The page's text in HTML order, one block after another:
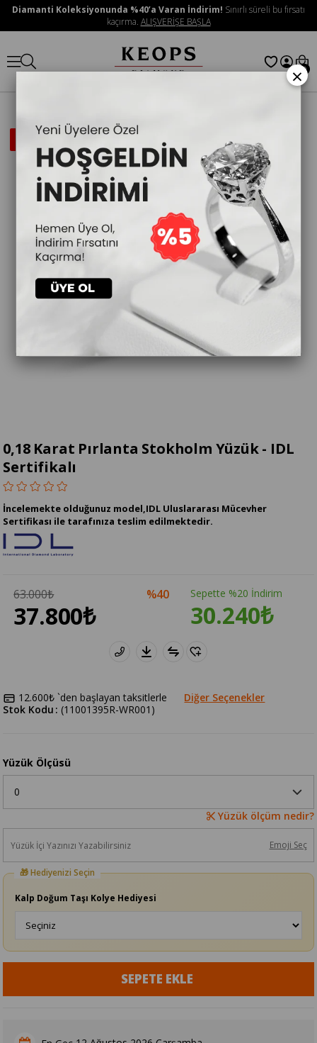
Diamanti Koleksiyonunda %40’a Varan İndirim! Sınırlı süreli bu fırsatı
kaçırma. ALIŞVERİŞE BAŞLA
0
İNDIRIMLI
0,18 Karat Pırlanta Stokholm Yüzük - IDL
Sertifikalı
İncelemekte olduğunuz model,IDL Uluslararası Mücevher
Sertifikası ile tarafınıza teslim edilmektedir.
63.000₺
37.800₺
40 Sepette %20 İndirim
30.240₺
12.600₺ `den başlayan taksitlerle
Diğer Seçenekler
(11001395R-WR001)
Stok Kodu
Yüzük Ölçüsü
Yüzük ölçüm nedir?
Emoji Seç
Kalp Doğum Taşı Kolye Hediyesi
×